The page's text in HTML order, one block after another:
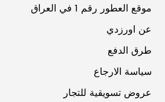
موقع العطور رقم 1 في العراق
عن اورزدي
طرق الدفع
سياسة الارجاع
عروض تسويقية للتجار